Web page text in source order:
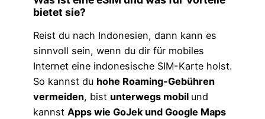
bietet sie?
Reist du nach Indonesien, dann kann es
sinnvoll sein, wenn du dir für mobiles
Internet eine indonesische SIM-Karte holst.
So kannst du hohe Roaming-Gebühren
vermeiden, bist unterwegs mobil und
kannst Apps wie GoJek und Google Maps